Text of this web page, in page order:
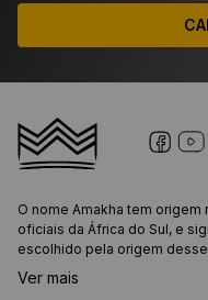
O nome Amakha tem origem
oficiais da África do Sul, e
escolhido pela origem
Ver mais